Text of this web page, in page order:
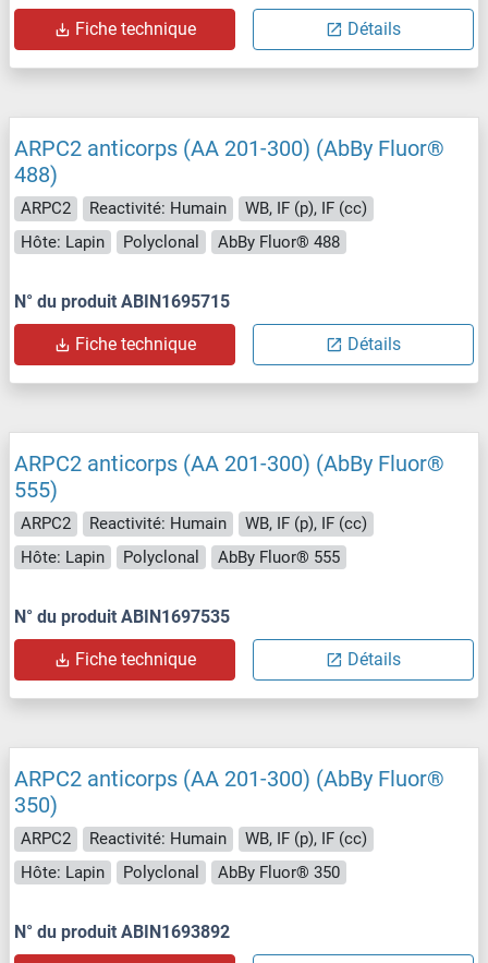
Fiche technique Détails
ARPC2 anticorps (AA 201-300) (AbBy Fluor®
488)
ARPC2 Reactivité: Humain
WB, IF (p), IF (cc)
Hôte: Lapin
Polyclonal AbBy Fluor® 488
N° du produit ABIN1695715
Fiche technique Détails
ARPC2 anticorps (AA 201-300) (AbBy Fluor®
555)
ARPC2 Reactivité: Humain
WB, IF (p), IF (cc)
Hôte: Lapin
Polyclonal AbBy Fluor® 555
N° du produit ABIN1697535
Fiche technique Détails
ARPC2 anticorps (AA 201-300) (AbBy Fluor®
350)
ARPC2 Reactivité: Humain
WB, IF (p), IF (cc)
Hôte: Lapin
Polyclonal AbBy Fluor® 350
N° du produit ABIN1693892